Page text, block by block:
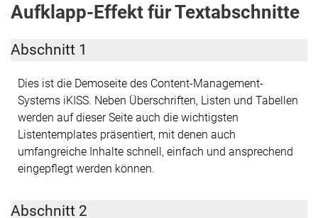
Aufklapp-Effekt für Textabschnitte
Abschnitt 1
Dies ist die Demoseite des Content-Management-
Systems iKISS. Neben Überschriften, Listen und Tabellen
werden auf dieser Seite auch die wichtigsten
Listentemplates präsentiert, mit denen auch
umfangreiche Inhalte schnell, einfach und ansprechend
eingepflegt werden können.
Abschnitt 2